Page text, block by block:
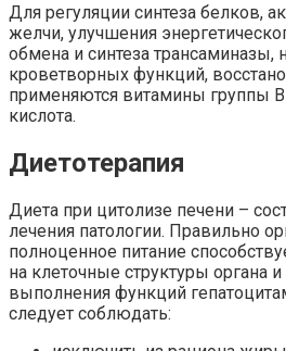
Для регуляции синтеза белков,
желчи, улучшения
обмена и синтеза трансаминазы,
кроветворных функций,
применяются витамины группы
кислота.
Диетотерапия
Диета при цитолизе печени –
лечения патологии. Правильно
полноценное питание
на клеточные структуры органа
выполнения функций
следует соблюдать: